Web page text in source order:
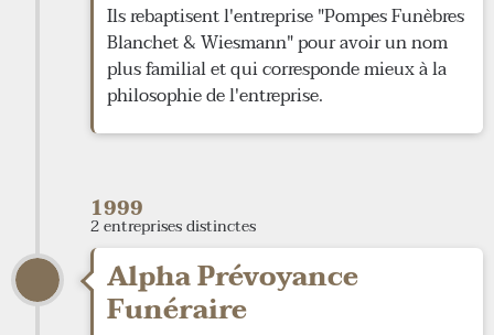
Ils rebaptisent l'entreprise "Pompes Funèbres
Blanchet & Wiesmann" pour avoir un nom
plus familial et qui corresponde mieux à la
philosophie de l'entreprise.
1999
2 entreprises distinctes
Alpha Prévoyance
Funéraire